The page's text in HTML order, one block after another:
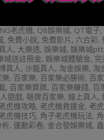
老虎機, Q8娛樂城, QT電子,
, 免費小說, 免費影片 , 六合彩,
人, 大樂透, 娛樂城, 娛樂城ptt
城送註冊金, 娛樂城體驗金,
真人, 沙龍真人, 淘金娛樂, 淘
, 百家樂, 百家樂必勝術, 百
, 百家樂算牌, 百家樂賺錢, 百
遊戲, 瞇牌百家樂, 線上真人,
虎機攻略, 老虎機救援金, 老
虎機技巧, 角子老虎機玩法,
, 運動彩卷, 金合發娛樂城,